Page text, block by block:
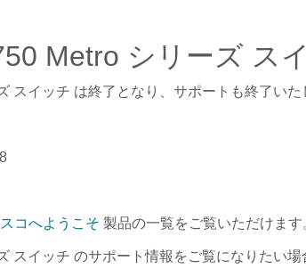
Metro シリーズ ス
スイッチ は終了となり、サポートも終了いた
コへようこそ 製品の一覧をご覧いただけます
スイッチ のサポート情報をご覧になりたい場